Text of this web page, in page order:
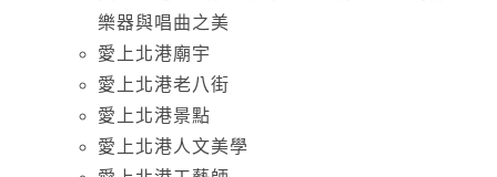
樂器與唱曲之美
愛上北港廟宇
愛上北港老八街
愛上北港景點
愛上北港人文美學